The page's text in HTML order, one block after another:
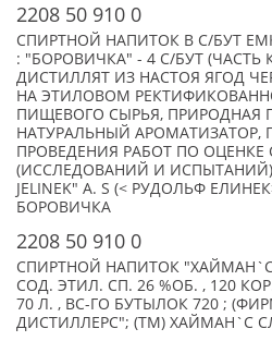
2208 50 910 0
СПИРТНОЙ НАПИТОК В С/БУТ
: "БОРОВИЧКА" - 4 C/БУТ (ЧАСТЬ
ДИСТИЛЛЯТ ИЗ НАСТОЯ ЯГОД
НА ЭТИЛОВОМ
ПИЩЕВОГО СЫРЬЯ, ПРИРОДНАЯ
НАТУРАЛЬНЫЙ АРОМАТИЗАТОР,
ПРОВЕДЕНИЯ РАБОТ ПО ОЦЕНКЕ
(ИССЛЕДОВАНИЙ И ИСПЫТАНИЙ)
JELINEK" A. S (< РУДОЛЬФ
БОРОВИЧКА
2208 50 910 0
СПИРТНОЙ НАПИТОК
СОД. ЭТИЛ. СП. 26 %ОБ. , 120
70 Л. , ВС-ГО БУТЫЛОК 720 ;
ДИСТИЛЛЕРС"; (TM) ХАЙМАН`С